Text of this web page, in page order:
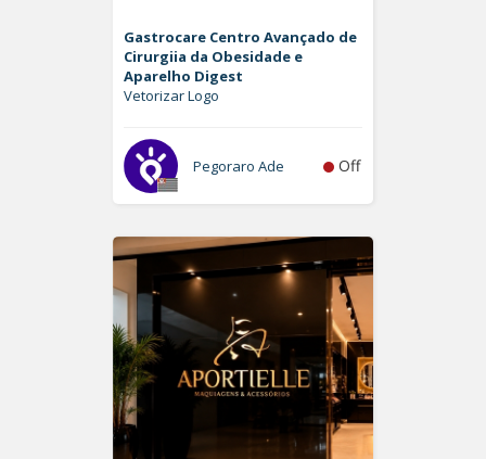
Gastrocare Centro Avançado de
Cirurgiia da Obesidade e
Aparelho Digest
Vetorizar Logo
Pegoraro Ade Off